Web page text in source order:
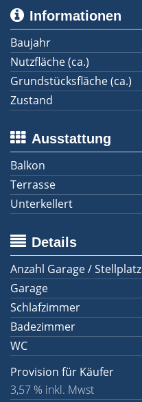
Informationen
Baujahr
Nutzfläche (ca.)
Grundstücksfläche (ca.)
Zustand
Ausstattung
Balkon
Terrasse
Unterkellert
Details
Anzahl Garage / Stellplatz
Garage
Schlafzimmer
Badezimmer
WC
Provision für Käufer
3,57 % inkl. Mwst